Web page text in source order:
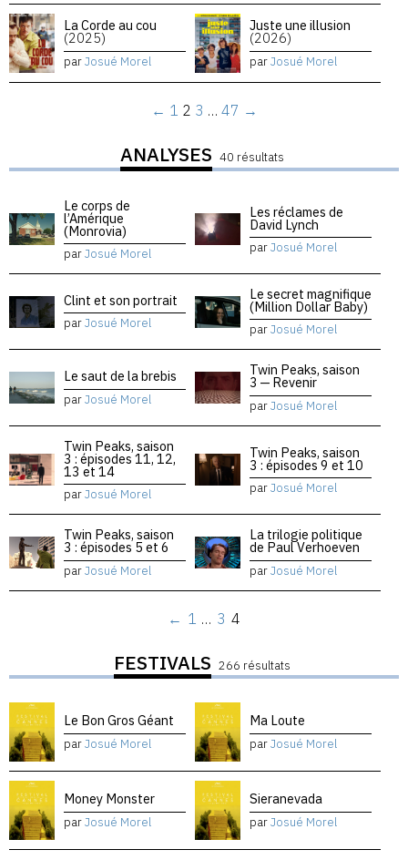
La Corde au cou
(2025)
parJosué Morel
Juste une illusion
(2026)
parJosué Morel
← 1 2 3 … 47 →
ANALYSES 40 résultats
Le corps de
l’Amérique
(Monrovia)
parJosué Morel
Les réclames de
David Lynch
parJosué Morel
Clint et son portrait
parJosué Morel
Le secret magnifique
(Million Dollar Baby)
parJosué Morel
Le saut de la brebis
parJosué Morel
Twin Peaks, saison
3 — Revenir
parJosué Morel
Twin Peaks, saison
3 : épisodes 11, 12,
13 et 14
parJosué Morel
Twin Peaks, saison
3 : épisodes 9 et 10
parJosué Morel
Twin Peaks, saison
3 : épisodes 5 et 6
parJosué Morel
La trilogie politique
de Paul Verhoeven
parJosué Morel
← 1 … 3 4
FESTIVALS 266 résultats
Le Bon Gros Géant
parJosué Morel
Ma Loute
parJosué Morel
Money Monster
parJosué Morel
Sieranevada
parJosué Morel